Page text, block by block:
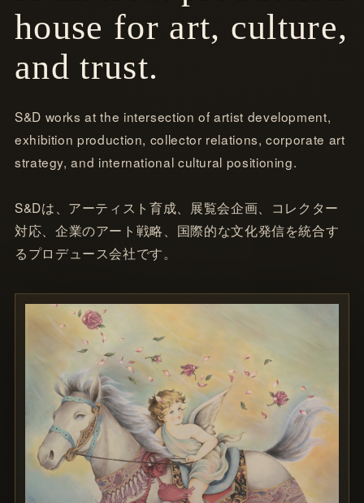
house for art, culture,
and trust.
S&D works at the intersection of artist development,
exhibition production, collector relations, corporate art
strategy, and international cultural positioning.
S&Dは、アーティスト育成、展覧会企画、コレクター
対応、企業のアート戦略、国際的な文化発信を統合す
るプロデュース会社です。